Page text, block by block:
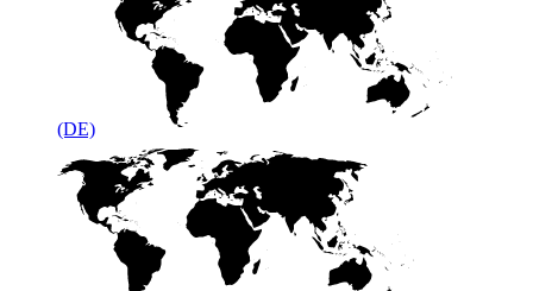
(DE)